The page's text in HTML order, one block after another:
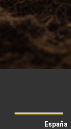
España